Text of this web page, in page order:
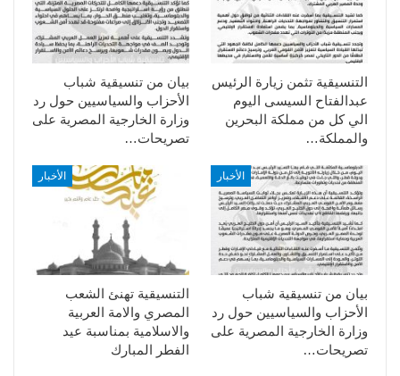
بيان من تنسيقية شباب
الأحزاب والسياسيين حول رد
وزارة الخارجية المصرية على
تصريحات…
التنسيقية تثمن زيارة الرئيس
عبدالفتاح السيسى اليوم
الي كل من مملكة البحرين
والمملكة…
الأخبار
التنسيقية تهنئ الشعب
المصري والامة العربية
والاسلامية بمناسبة عيد
الفطر المبارك
الأخبار
بيان من تنسيقية شباب
الأحزاب والسياسيين حول رد
وزارة الخارجية المصرية على
تصريحات…